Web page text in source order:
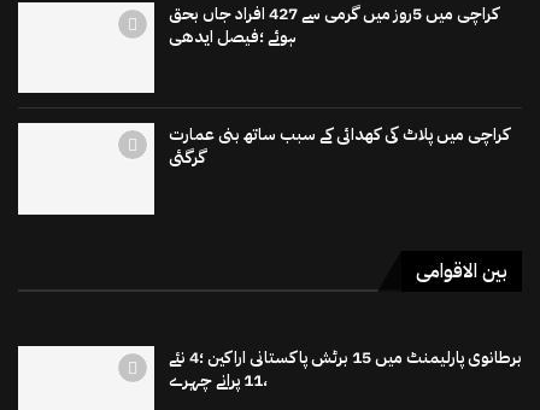
کراچی میں 5روز میں گرمی سے 427 افراد جاں بحق
ہوئے ؛فیصل ایدھی
کراچی میں پلاٹ کی کھدائی کے سبب ساتھ بنی عمارت
گرگئی
بین الاقوامی
برطانوی پارلیمنٹ میں 15 برٹش پاکستانی اراکین ؛4 نئے
،11 پرانے چہرے